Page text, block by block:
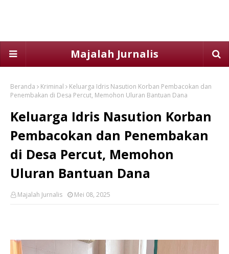
Majalah Jurnalis
Beranda Kriminal
Keluarga Idris Nasution Korban Pembacokan dan
Penembakan di Desa Percut, Memohon Uluran Bantuan Dana
Keluarga Idris Nasution Korban
Pembacokan dan Penembakan
di Desa Percut, Memohon
Uluran Bantuan Dana
Majalah Jurnalis Mei 08, 2025